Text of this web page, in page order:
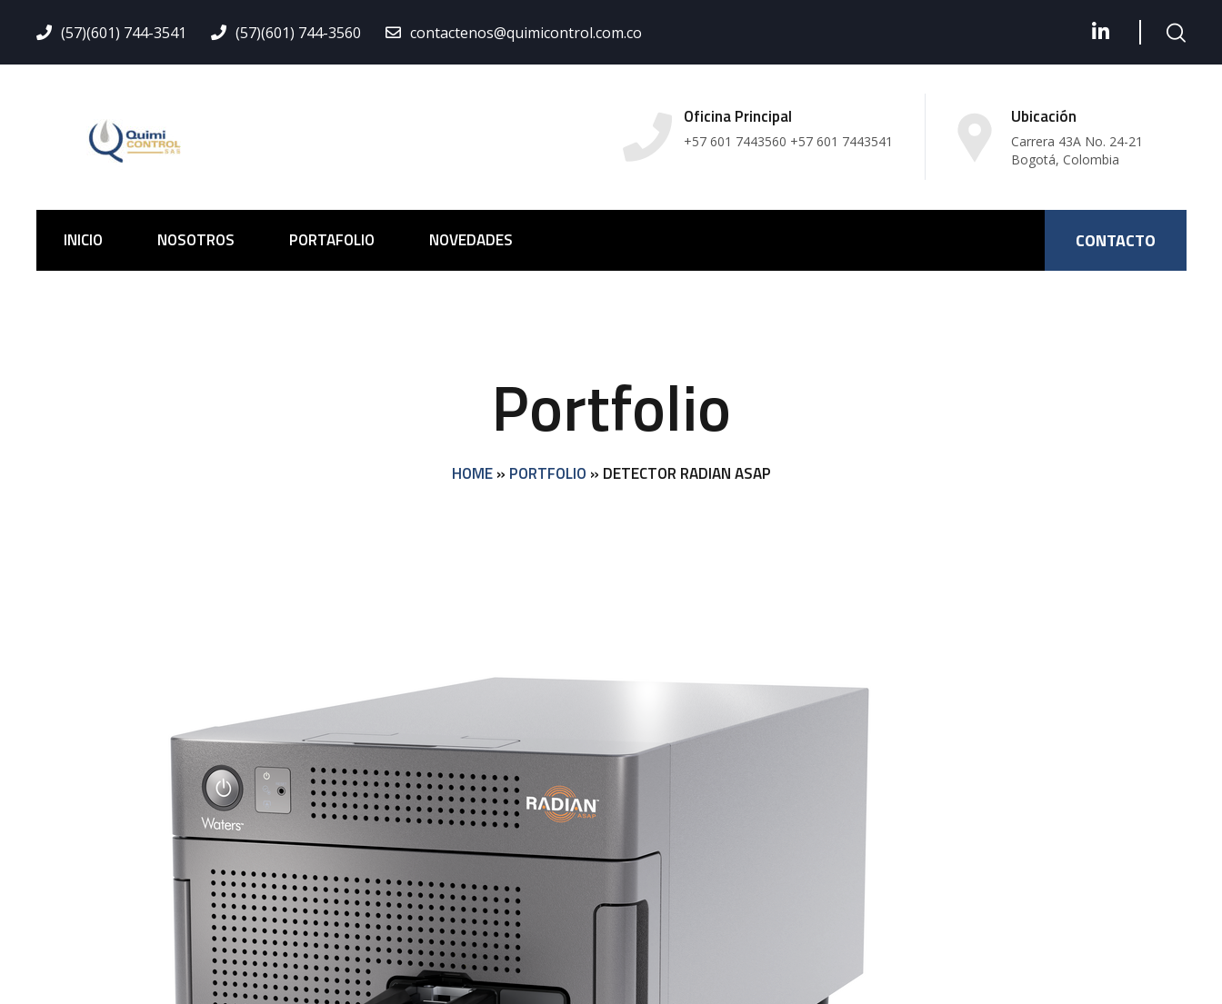
(57)(601) 744-3541 (57)(601) 744-3560 contactenos@quimicontrol.com.co
Oficina Principal
+57 601 7443560 +57 601 7443541
Ubicación
Carrera 43A No. 24-21
Bogotá, Colombia
INICIO NOSOTROS PORTAFOLIO NOVEDADES CONTACTO
Portfolio
HOME» PORTFOLIO » DETECTOR RADIAN ASAP